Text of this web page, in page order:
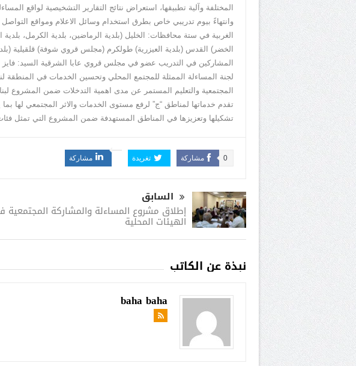
المختلفة وآلية تطبيقها، استعراض نتائج التقارير التشخيصية لواقع
الغربية في ستة محافظات: الخليل (بلدية الرماضين، بلدية الكرمل،
الخضر) القدس (بلدية العيزرية) طولكرم (مجلس قروي شوفة) قلقيلية
المشاركين في التدريب عضو في مجلس قروي عابا الشرقية السيد: فايز
لجنة المساءلة الممثلة للمجتمع المحلي وتحسين الخدمات في المنطقة
المجتمعية والتعليم المستمر عن مدى اهمية التدخلات ضمن المشروع
تقدم خدماتها لمناطق “ج” لرفع مستوى الخدمات والاثر المجتمعي لها
تشكيلها وتعزيزها في المناطق المستهدفة ضمن المشروع التي تمثل
مشاركة 0 تغريدة مشاركة
السابق
إطلاق مشروع المساءلة والمشاركة المجتمعية
الهيئات المحلية
نبذة عن الكاتب
baha baha